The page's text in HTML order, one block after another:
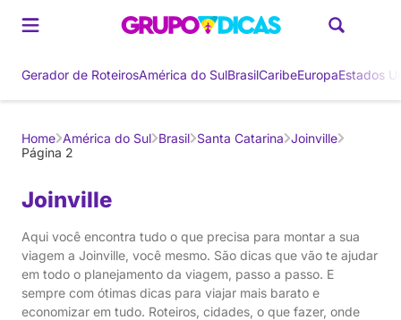
Gerador de RoteirosAmérica do SulBrasilCaribeEuropaEstados
Home América do Sul Brasil Santa Catarina Joinville
Página 2
Joinville
Aqui você encontra tudo o que precisa para montar a sua
viagem a Joinville, você mesmo. São dicas que vão te ajudar
em todo o planejamento da viagem, passo a passo. E
sempre com ótimas dicas para viajar mais barato e
economizar em tudo. Roteiros, cidades, o que fazer, onde